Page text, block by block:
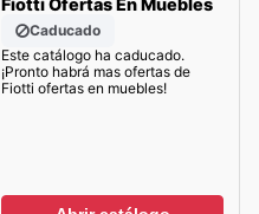
Fiotti Ofertas En Muebles
Caducado
Este catálogo ha caducado.
¡Pronto habrá mas ofertas de
Fiotti ofertas en muebles!